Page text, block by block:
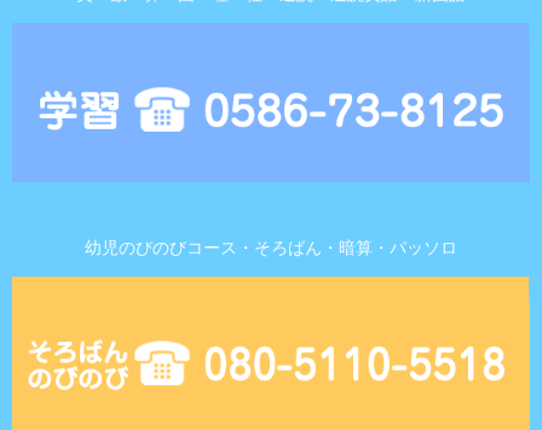
幼児のびのびコース・そろばん・暗算・パッソロ